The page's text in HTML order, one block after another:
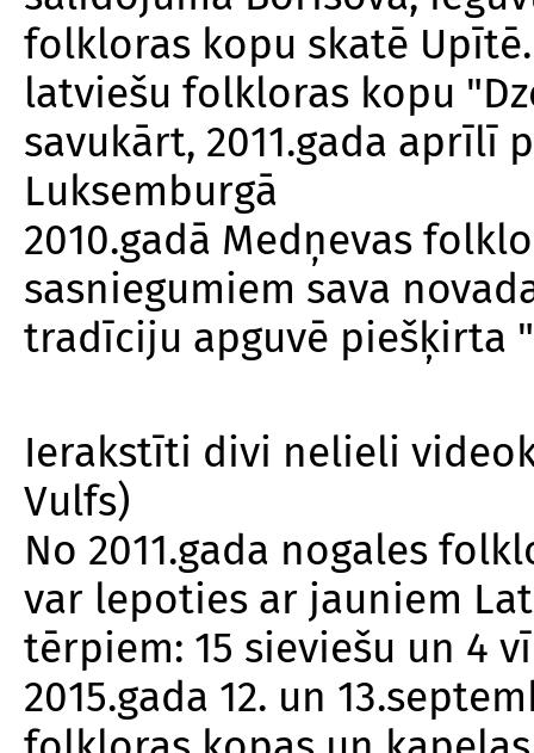
folkloras kopu skatē
latviešu folkloras kopu
savukārt, 2011.gada aprīlī
Luksemburgā
2010.gadā Medņevas
sasniegumiem sava
tradīciju apguvē piešķirta
Ierakstīti divi nelieli
Vulfs)
No 2011.gada nogales
var lepoties ar jauniem
tērpiem: 15 sieviešu un 4
2015.gada 12. un